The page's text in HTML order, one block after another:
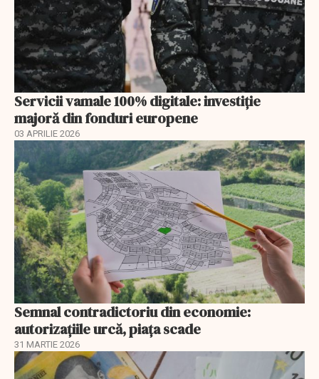
Servicii vamale 100% digitale: investiție
majoră din fonduri europene
03 APRILIE 2026
Semnal contradictoriu din economie:
autorizațiile urcă, piața scade
31 MARTIE 2026